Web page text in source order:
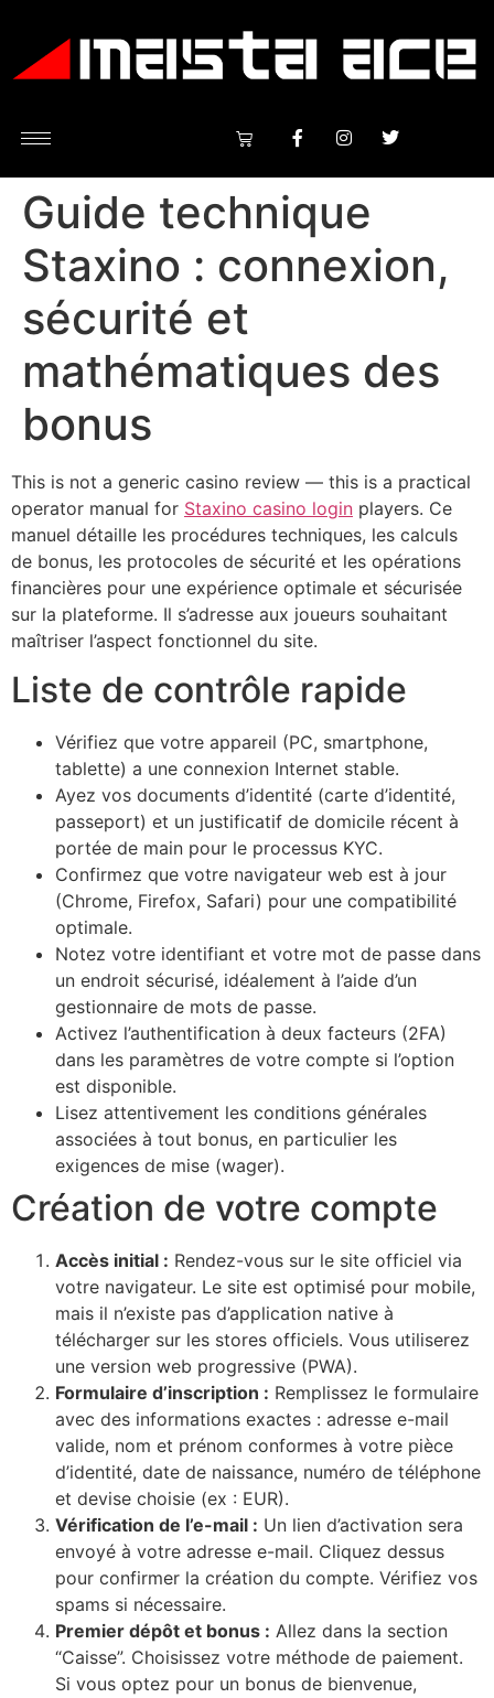
Guide technique
Staxino : connexion,
sécurité et
mathématiques des
bonus
This is not a generic casino review — this is a practical
operator manual for Staxino casino login players. Ce
manuel détaille les procédures techniques, les calculs
de bonus, les protocoles de sécurité et les opérations
financières pour une expérience optimale et sécurisée
sur la plateforme. Il s’adresse aux joueurs souhaitant
maîtriser l’aspect fonctionnel du site.
Liste de contrôle rapide
Vérifiez que votre appareil (PC, smartphone,
tablette) a une connexion Internet stable.
Ayez vos documents d’identité (carte d’identité,
passeport) et un justificatif de domicile récent à
portée de main pour le processus KYC.
Confirmez que votre navigateur web est à jour
(Chrome, Firefox, Safari) pour une compatibilité
optimale.
Notez votre identifiant et votre mot de passe dans
un endroit sécurisé, idéalement à l’aide d’un
gestionnaire de mots de passe.
Activez l’authentification à deux facteurs (2FA)
dans les paramètres de votre compte si l’option
est disponible.
Lisez attentivement les conditions générales
associées à tout bonus, en particulier les
exigences de mise (wager).
Création de votre compte
Accès initial : Rendez-vous sur le site officiel via
votre navigateur. Le site est optimisé pour mobile,
mais il n’existe pas d’application native à
télécharger sur les stores officiels. Vous utiliserez
une version web progressive (PWA).
Formulaire d’inscription : Remplissez le formulaire
avec des informations exactes : adresse e-mail
valide, nom et prénom conformes à votre pièce
d’identité, date de naissance, numéro de téléphone
et devise choisie (ex : EUR).
Vérification de l’e-mail : Un lien d’activation sera
envoyé à votre adresse e-mail. Cliquez dessus
pour confirmer la création du compte. Vérifiez vos
spams si nécessaire.
Premier dépôt et bonus : Allez dans la section
“Caisse”. Choisissez votre méthode de paiement.
Si vous optez pour un bonus de bienvenue,